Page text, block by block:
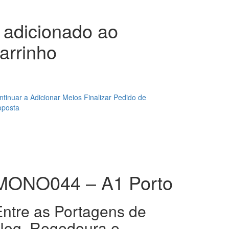
adicionado ao
a Adicionar Meios Finalizar Pedido de
– A1 Porto
as Portagens de